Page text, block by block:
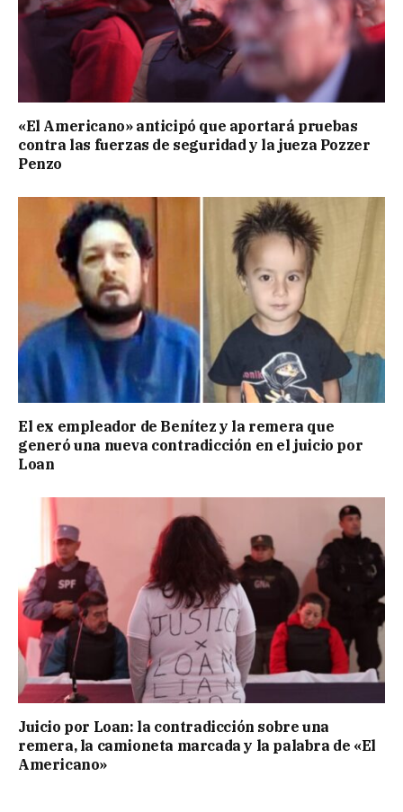
«El Americano» anticipó que aportará pruebas
contra las fuerzas de seguridad y la jueza Pozzer
Penzo
El ex empleador de Benítez y la remera que
generó una nueva contradicción en el juicio por
Loan
Juicio por Loan: la contradicción sobre una
remera, la camioneta marcada y la palabra de «El
Americano»